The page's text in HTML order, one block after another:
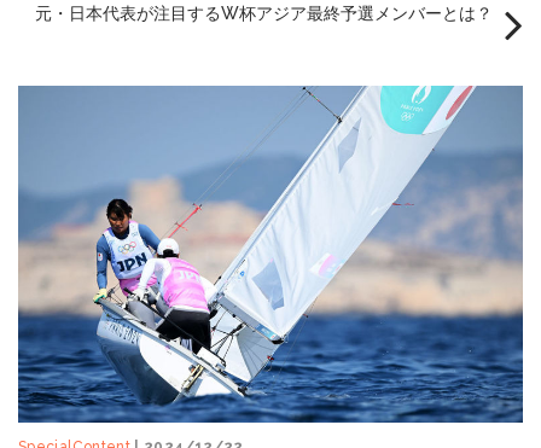
元・日本代表が注目するW杯アジア最終予選メンバーとは？